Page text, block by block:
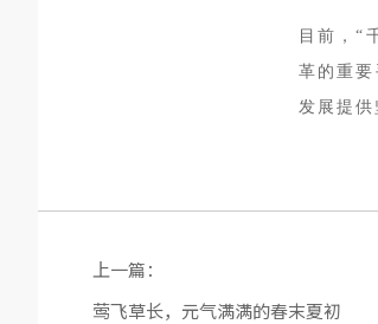
目前，“
革的重
发展提供
上一篇：
莺飞草长，元气满满的春末夏初